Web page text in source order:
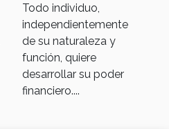
Todo individuo,
independientemente
de su naturaleza y
función, quiere
desarrollar su poder
financiero....